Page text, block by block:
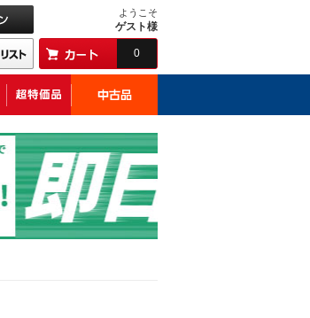
ようこそ
ゲスト様
0